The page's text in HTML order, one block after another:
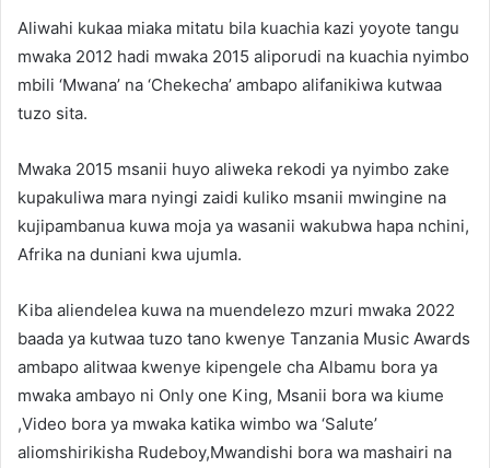
Aliwahi kukaa miaka mitatu bila kuachia kazi yoyote tangu
mwaka 2012 hadi mwaka 2015 aliporudi na kuachia nyimbo
mbili ‘Mwana’ na ‘Chekecha’ ambapo alifanikiwa kutwaa
tuzo sita.
Mwaka 2015 msanii huyo aliweka rekodi ya nyimbo zake
kupakuliwa mara nyingi zaidi kuliko msanii mwingine na
kujipambanua kuwa moja ya wasanii wakubwa hapa nchini,
Afrika na duniani kwa ujumla.
Kiba aliendelea kuwa na muendelezo mzuri mwaka 2022
baada ya kutwaa tuzo tano kwenye Tanzania Music Awards
ambapo alitwaa kwenye kipengele cha Albamu bora ya
mwaka ambayo ni Only one King, Msanii bora wa kiume
,Video bora ya mwaka katika wimbo wa ‘Salute’
aliomshirikisha Rudeboy,Mwandishi bora wa mashairi na